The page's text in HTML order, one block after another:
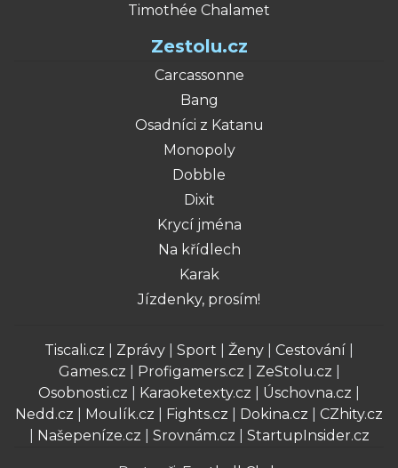
Timothée Chalamet
Zestolu.cz
Carcassonne
Bang
Osadníci z Katanu
Monopoly
Dobble
Dixit
Krycí jména
Na křídlech
Karak
Jízdenky, prosím!
Tiscali.cz Zprávy Sport Ženy Cestování
Games.cz
Profigamers.cz ZeStolu.cz
Osobnosti.cz
Karaoketexty.cz Úschovna.cz
Nedd.cz
Moulík.cz Fights.cz Dokina.cz
CZhity.cz
Našepeníze.cz Srovnám.cz StartupInsider.cz